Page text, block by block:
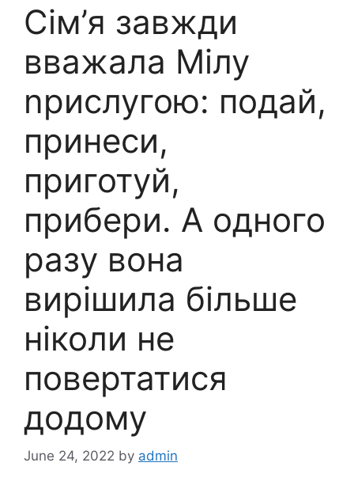
Сім’я завжди
вважала Мілу
nрислугою: подай,
принеси,
приготуй,
прибери. А одного
разу вона
вирішила більше
ніколи не
повертатися
додому
June 24, 2022 by admin